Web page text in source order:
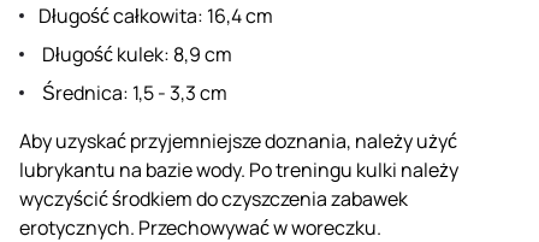
Długość całkowita: 16,4 cm
Długość kulek: 8,9 cm
Średnica: 1,5 - 3,3 cm
Aby uzyskać przyjemniejsze doznania, należy użyć
lubrykantu na bazie wody. Po treningu kulki należy
wyczyścić środkiem do czyszczenia zabawek
erotycznych. Przechowywać w woreczku.